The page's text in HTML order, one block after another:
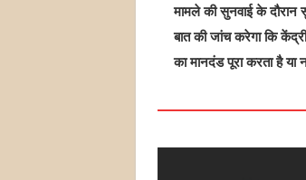
मामले की सुनवाई के दौरान
बात की जांच करेगा कि
का मानदंड पूरा करता है या